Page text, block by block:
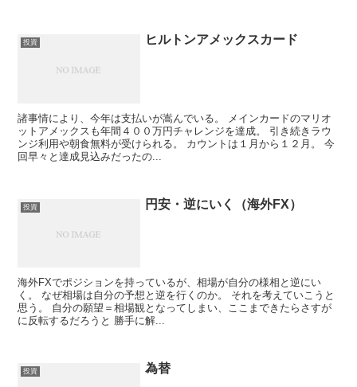
投資 ヒルトンアメックスカード
諸事情により、今年は支払いが嵩んでいる。 メインカードのマリオ
ットアメックスも年間４００万円チャレンジを達成。 引き続きラウ
ンジ利用や朝食無料が受けられる。 カウントは１月から１２月。 今
回早々と達成見込みだったの...
投資 円安・逆にいく（海外FX）
海外FXでポジションを持っているが、相場が自分の様相と逆にい
く。 なぜ相場は自分の予想と逆を行くのか。 それを考えていこうと
思う。 自分の願望＝相場観となってしまい、ここまできたらさすが
に反転するだろうと 勝手に解...
投資 為替